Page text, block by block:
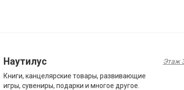
Наутилус
Книги, канцелярские товары, развивающие
игры, сувениры, подарки и многое другое.
Этаж